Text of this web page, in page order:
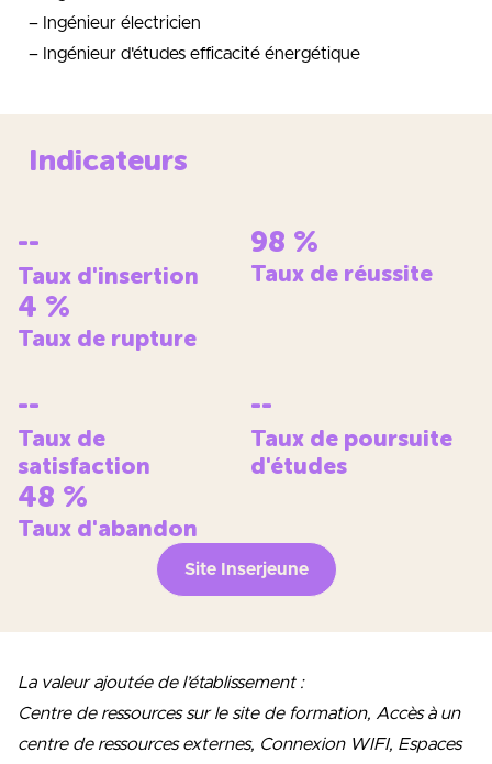
– Ingénieur électricien
– Ingénieur d'études efficacité énergétique
Indicateurs
--
Taux d'insertion
98 %
Taux de réussite
4 %
Taux de rupture
--
Taux de
satisfaction
--
Taux de poursuite
d'études
48 %
Taux d'abandon
Site Inserjeune
La valeur ajoutée de l’établissement :
Centre de ressources sur le site de formation, Accès à un
centre de ressources externes, Connexion WIFI, Espaces